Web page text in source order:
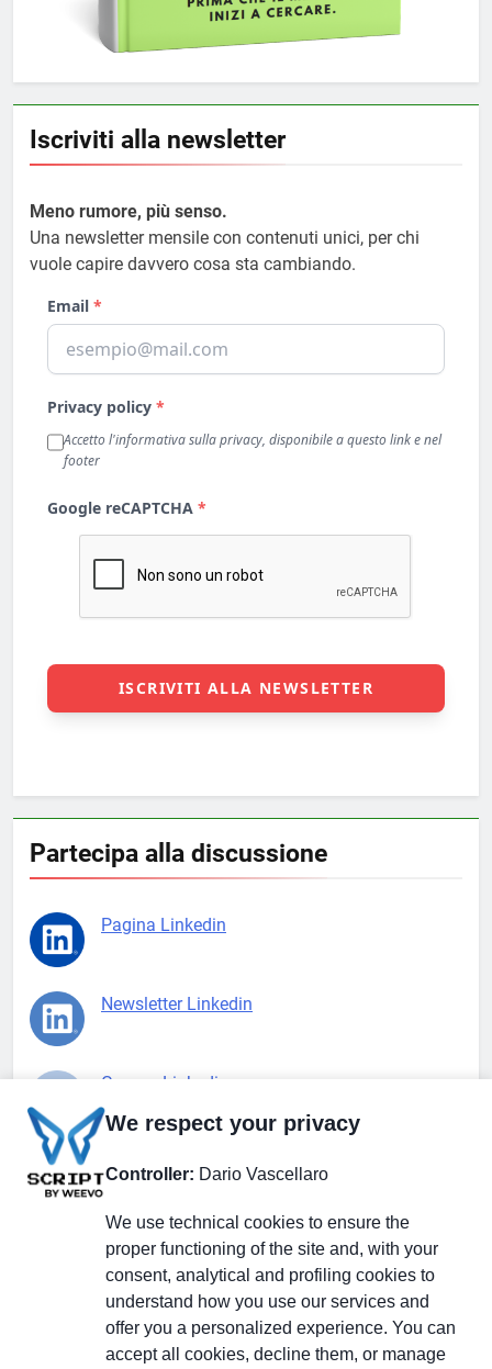
Iscriviti alla newsletter
Meno rumore, più senso.
Una newsletter mensile con contenuti unici, per chi
vuole capire davvero cosa sta cambiando.
Partecipa alla discussione
Pagina Linkedin
Newsletter Linkedin
Gruppo Linkedin
Pagina Facebook
X.com
We respect your privacy
Controller: Dario Vascellaro
We use technical cookies to ensure the
proper functioning of the site and, with your
consent, analytical and profiling cookies to
understand how you use our services and
offer you a personalized experience. You can
accept all cookies, decline them, or manage